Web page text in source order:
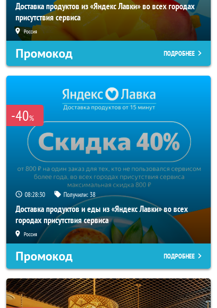
Доставка продуктов из «Яндекс Лавки» во всех городах
присутствия сервиса
Россия
Промокод ПОДРОБНЕЕ
-40%
08:28:27 Получили: 38
Доставка продуктов и еды из «Яндекс Лавки» во всех
городах присутствия сервиса
Россия
Промокод ПОДРОБНЕЕ